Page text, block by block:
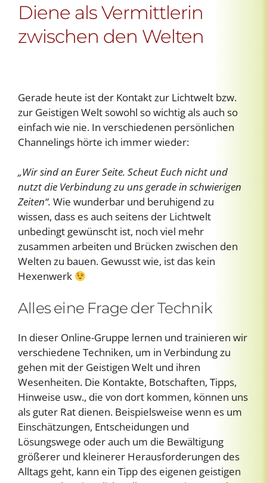
Diene als Vermittlerin
zwischen den Welten
Gerade heute ist der Kontakt zur Lichtwelt bzw.
zur Geistigen Welt sowohl so wichtig als auch so
einfach wie nie. In verschiedenen persönlichen
Channelings hörte ich immer wieder:
„Wir sind an Eurer Seite. Scheut Euch nicht und
nutzt die Verbindung zu uns gerade in schwierigen
Zeiten“. Wie wunderbar und beruhigend zu
wissen, dass es auch seitens der Lichtwelt
unbedingt gewünscht ist, noch viel mehr
zusammen arbeiten und Brücken zwischen den
Welten zu bauen. Gewusst wie, ist das kein
Hexenwerk
Alles eine Frage der Technik
In dieser Online-Gruppe lernen und trainieren wir
verschiedene Techniken, um in Verbindung zu
gehen mit der Geistigen Welt und ihren
Wesenheiten. Die Kontakte, Botschaften, Tipps,
Hinweise usw., die von dort kommen, können uns
als guter Rat dienen. Beispielsweise wenn es um
Einschätzungen, Entscheidungen und
Lösungswege oder auch um die Bewältigung
größerer und kleinerer Herausforderungen des
Alltags geht, kann ein Tipp des eigenen geistigen